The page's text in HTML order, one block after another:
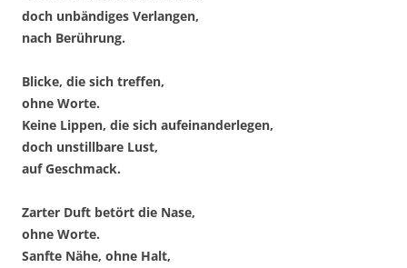
doch unbändiges Verlangen,
nach Berührung.
Blicke, die sich treffen,
ohne Worte.
Keine Lippen, die sich aufeinanderlegen,
doch unstillbare Lust,
auf Geschmack.
Zarter Duft betört die Nase,
ohne Worte.
Sanfte Nähe, ohne Halt,